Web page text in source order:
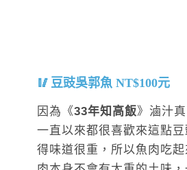
豆豉吳郭魚 NT$100元
因為《33年知高飯》滷汁
一直以來都很喜歡來這點
得味道很重，所以魚肉吃